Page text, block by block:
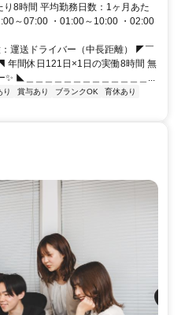
8時間 平均勤務日数：1ヶ月あた
～07:00 ・01:00～10:00 ・02:00
運送ドライバー（中長距離） ◤￣
年間休日121日×1日の実働8時間 無
✨ ◣＿＿＿＿＿＿＿＿＿＿＿＿＿...
り 賞与あり ブランクOK
育休あり